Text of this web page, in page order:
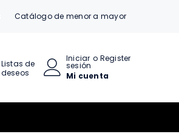
Catálogo de menor a mayor
Listas de
deseos
Iniciar
sesión
o Register
Mi cuenta